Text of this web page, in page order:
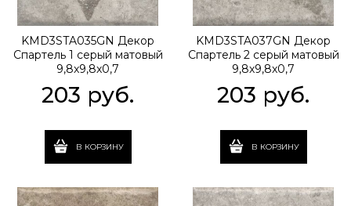
KMD3STA035GN Декор
Спартель 1 серый матовый
9,8x9,8x0,7
203 руб.
В КОРЗИНУ
KMD3STA037GN Декор
Спартель 2 серый матовый
9,8x9,8x0,7
203 руб.
В КОРЗИНУ